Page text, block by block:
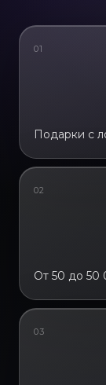
01
Подарки с
02
От 50 до 50
03